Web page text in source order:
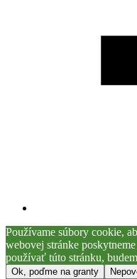
Používame súbory cookie,
webovej stránke
používať túto stránku,
Ok, poďme na granty